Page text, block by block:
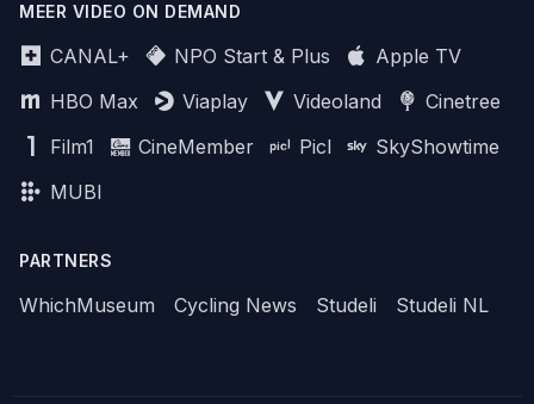
MEER VIDEO ON DEMAND
CANAL+ NPO Start & Plus
Apple TV
HBO Max
Viaplay Videoland
Cinetree
Film1
CineMember Picl
SkyShowtime
MUBI
PARTNERS
WhichMuseum Cycling News Studeli Studeli NL